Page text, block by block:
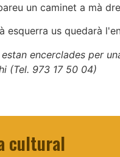
un caminet a mà
esquerra us quedarà
encerclades per
(Tel. 973 17 50 04)
cultural